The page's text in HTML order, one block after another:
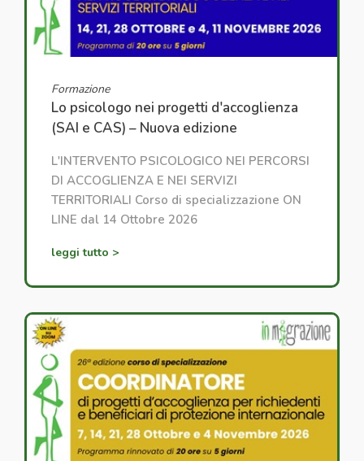
Formazione
Lo psicologo nei progetti d'accoglienza
(SAI e CAS) – Nuova edizione
L'INTERVENTO PSICOLOGICO NEI PERCORSI
DI ACCOGLIENZA E NEI SERVIZI
TERRITORIALI Corso di specializzazione ON
LINE dal 14 Ottobre 2026
leggi tutto >